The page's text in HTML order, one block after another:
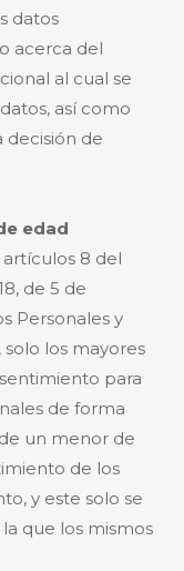
datos
acerca del
al cual se
así como
decisión de
edad
8 del
de 5 de
Personales y
los mayores
para
de forma
un menor de
de los
y este solo se
que los mismos